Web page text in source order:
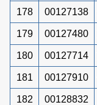
178 00127138
179 00127480
180 00127714
181 00127910
182 00128832